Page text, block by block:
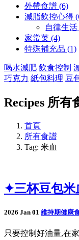
外帶食譜 (6)
減脂飲控心得
自律生活
家常菜 (4)
特殊補充品 (1)
喝水減肥 飲食控制
巧克力 紙包料理 豆
Recipes 所有
首頁
所有食譜
Tag: 米血
✦三杯豆包米
2026 Jan 01 維持期健康
只要控制好油量,在